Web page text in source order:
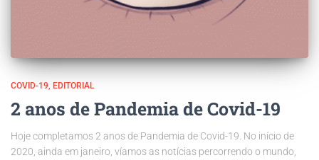
COVID-19 EDITORIAL
2 anos de Pandemia de Covid-19
Hoje completamos 2 anos de Pandemia de Covid-19. No início de
2020, ainda em janeiro, víamos as notícias percorrendo o mundo,